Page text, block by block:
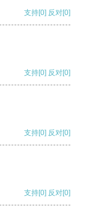
支持[0] 反对[0]
支持[0] 反对[0]
支持[0] 反对[0]
支持[0] 反对[0]